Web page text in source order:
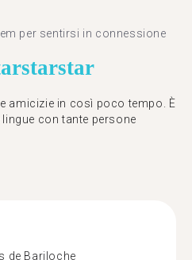
per sentirsi in connessione
starstar
amicizie in così poco tempo. È
con tante persone
de Bariloche